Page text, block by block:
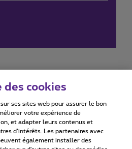
Accessibility statement
cookies
ses sites web pour assurer le bon
votre expérience de
et adapter leurs contenus et
d’intérêts. Les partenaires avec
également installer des